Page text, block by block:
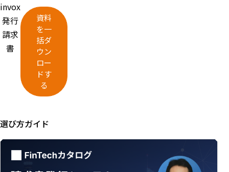
invox
発行
請求
書
資料
を一
括ダ
ウン
ロー
ドす
る
選び方ガイド